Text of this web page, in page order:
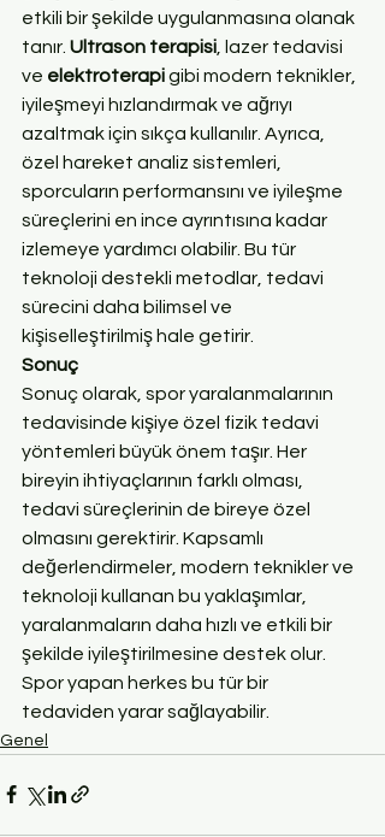
etkili bir şekilde uygulanmasına olanak
tanır. Ultrason terapisi , lazer tedavisi
ve elektroterapi gibi modern teknikler,
iyileşmeyi hızlandırmak ve ağrıyı
azaltmak için sıkça kullanılır. Ayrıca,
özel hareket analiz sistemleri,
sporcuların performansını ve iyileşme
süreçlerini en ince ayrıntısına kadar
izlemeye yardımcı olabilir. Bu tür
teknoloji destekli metodlar, tedavi
sürecini daha bilimsel ve
kişiselleştirilmiş hale getirir.
Sonuç
Sonuç olarak, spor yaralanmalarının
tedavisinde kişiye özel fizik tedavi
yöntemleri büyük önem taşır. Her
bireyin ihtiyaçlarının farklı olması,
tedavi süreçlerinin de bireye özel
olmasını gerektirir. Kapsamlı
değerlendirmeler, modern teknikler ve
teknoloji kullanan bu yaklaşımlar,
yaralanmaların daha hızlı ve etkili bir
şekilde iyileştirilmesine destek olur.
Spor yapan herkes bu tür bir
tedaviden yarar sağlayabilir.
Genel